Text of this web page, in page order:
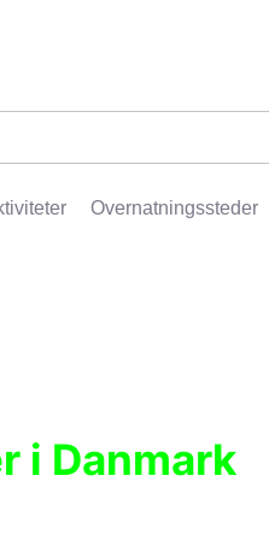
Overnatningssteder
i Danmark